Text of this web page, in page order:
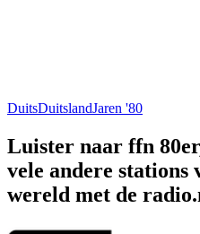
DuitsDuitslandJaren '80
Luister naar ffn
vele andere stations
wereld met de